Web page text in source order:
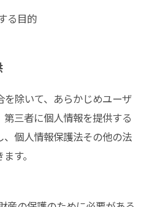
る目的
除いて、あらかじめユーザ
三者に個人情報を提供する
個人情報保護法その他の法
す。